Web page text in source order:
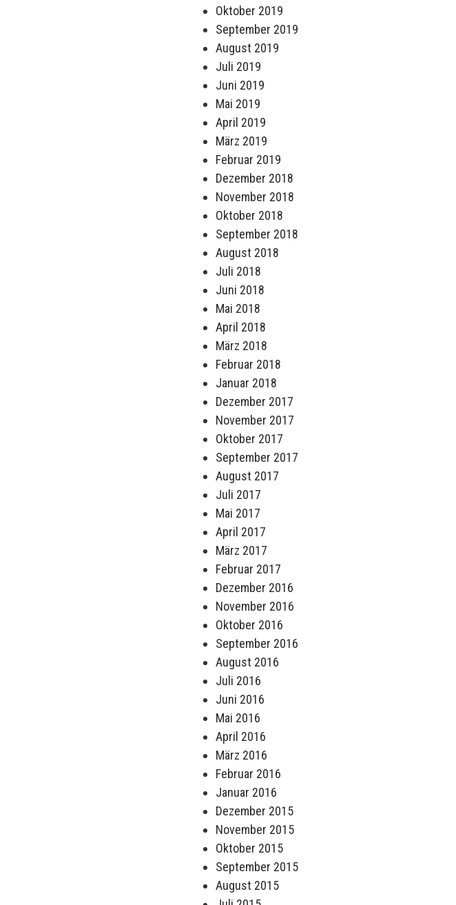
Oktober 2019
September 2019
August 2019
Juli 2019
Juni 2019
Mai 2019
April 2019
März 2019
Februar 2019
Dezember 2018
November 2018
Oktober 2018
September 2018
August 2018
Juli 2018
Juni 2018
Mai 2018
April 2018
März 2018
Februar 2018
Januar 2018
Dezember 2017
November 2017
Oktober 2017
September 2017
August 2017
Juli 2017
Mai 2017
April 2017
März 2017
Februar 2017
Dezember 2016
November 2016
Oktober 2016
September 2016
August 2016
Juli 2016
Juni 2016
Mai 2016
April 2016
März 2016
Februar 2016
Januar 2016
Dezember 2015
November 2015
Oktober 2015
September 2015
August 2015